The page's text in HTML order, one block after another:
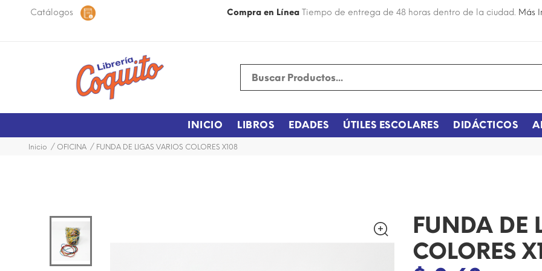
Catálogos
48 horas dentro de la ciudad. Compra en Línea Tiempo de entrega de 48 horas dentro de la ciudad. Más
INICIO LIBROS EDADES ÚTILES ESCOLARES DIDÁCTICOS
Inicio OFICINA FUNDA DE LIGAS VARIOS COLORES X108
FUNDA DE
COLORES